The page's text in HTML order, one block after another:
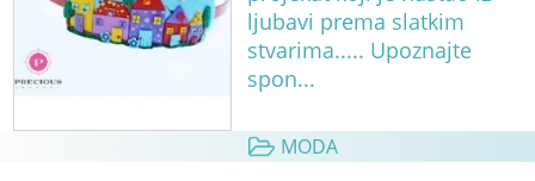
ljubavi prema slatkim
stvarima..... Upoznajte
spon...
MODA